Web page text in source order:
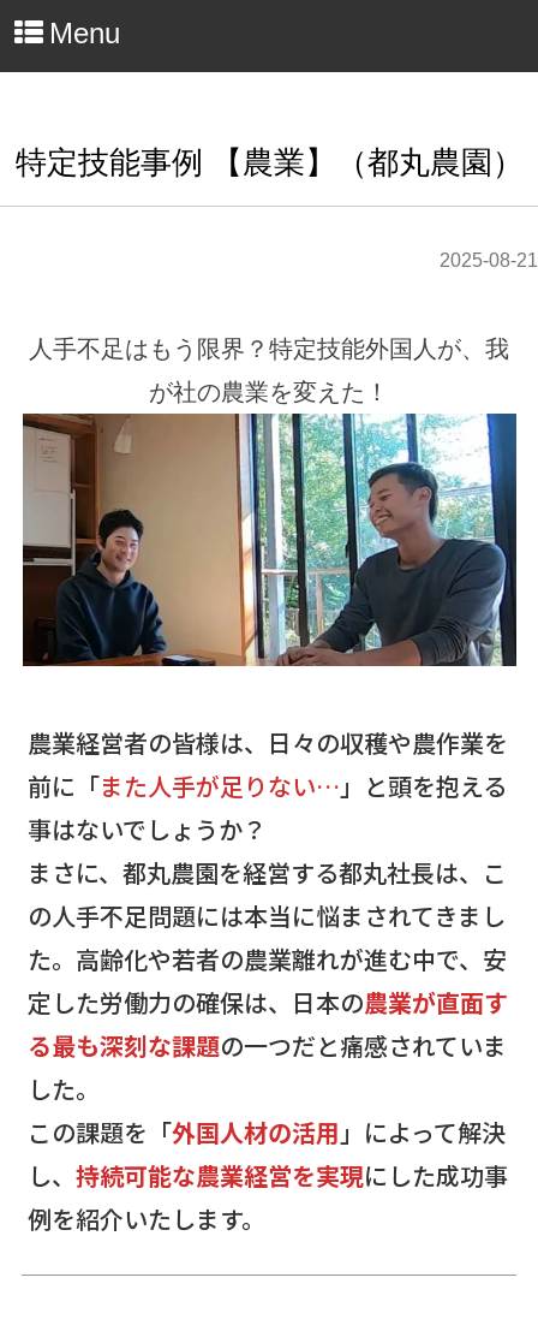
Menu
特定技能事例 【農業】（都丸農園）
2025-08-21
人手不足はもう限界？特定技能外国人が、我
が社の農業を変えた！
農業経営者の皆様は、日々の収穫や農作業を
前に「また人手が足りない… 」と頭を抱える
事はないでしょうか？
まさに、都丸農園を経営する都丸社長は、こ
の人手不足問題には本当に悩まされてきまし
た。高齢化や若者の農業離れが進む中で、安
定した労働力の確保は、日本の農業が直面す
る最も深刻な課題の一つだと痛感されていま
した。
この課題を「外国人材の活用 」によって解決
し、持続可能な農業経営を実現にした成功事
例を紹介いたします。